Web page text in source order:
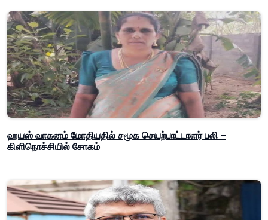
ஹயஸ் வாகனம் மோதியதில் சமூக செயற்பாட்டாளர் பலி –
கிளிநொச்சியில் சோகம்